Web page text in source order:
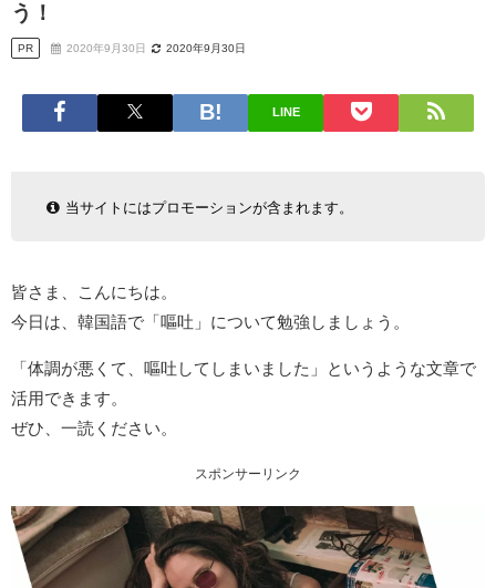
う！
PR 2020年9月30日 2020年9月30日
LINE
当サイトにはプロモーションが含まれます。
皆さま、こんにちは。
今日は、韓国語で「嘔吐」について勉強しましょう。
「体調が悪くて、嘔吐してしまいました」というような文章で
活用できます。
ぜひ、一読ください。
スポンサーリンク